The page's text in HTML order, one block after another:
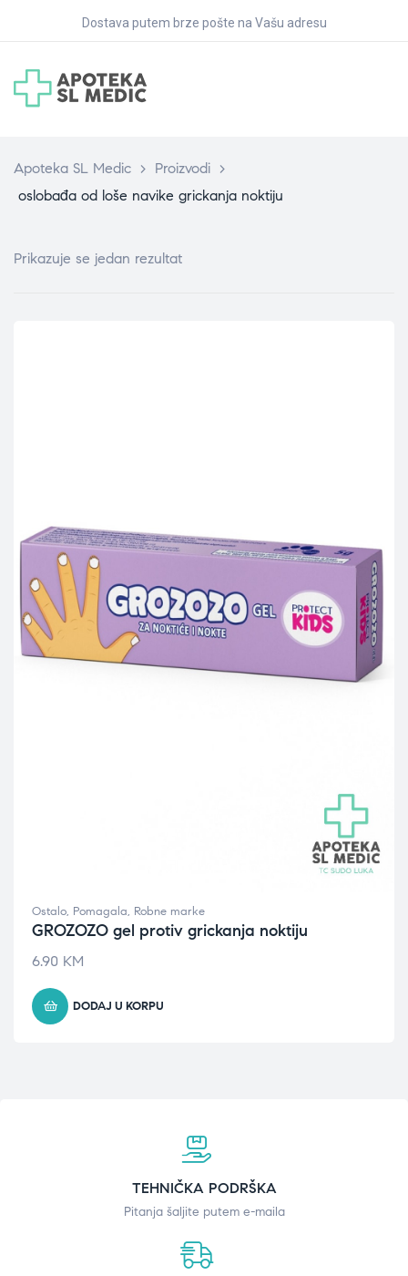
Dostava putem brze pošte na Vašu adresu
Apoteka SL Medic > Proizvodi >
oslobađa od loše navike grickanja noktiju
Prikazuje se jedan rezultat
Ostalo, Pomagala, Robne marke
GROZOZO gel protiv grickanja noktiju
6.90 KM
DODAJ U KORPU
TEHNIČKA PODRŠKA
Pitanja šaljite putem e-maila